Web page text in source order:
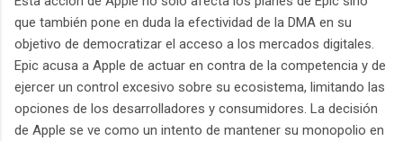
que también pone en duda la efectividad de la DMA en su
objetivo de democratizar el acceso a los mercados digitales.
Epic acusa a Apple de actuar en contra de la competencia y de
ejercer un control excesivo sobre su ecosistema, limitando las
opciones de los desarrolladores y consumidores. La decisión
de Apple se ve como un intento de mantener su monopolio en